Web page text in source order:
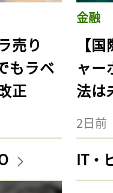
売り
もラベ
正
金融
【
ャー
法は
2日前
IT・